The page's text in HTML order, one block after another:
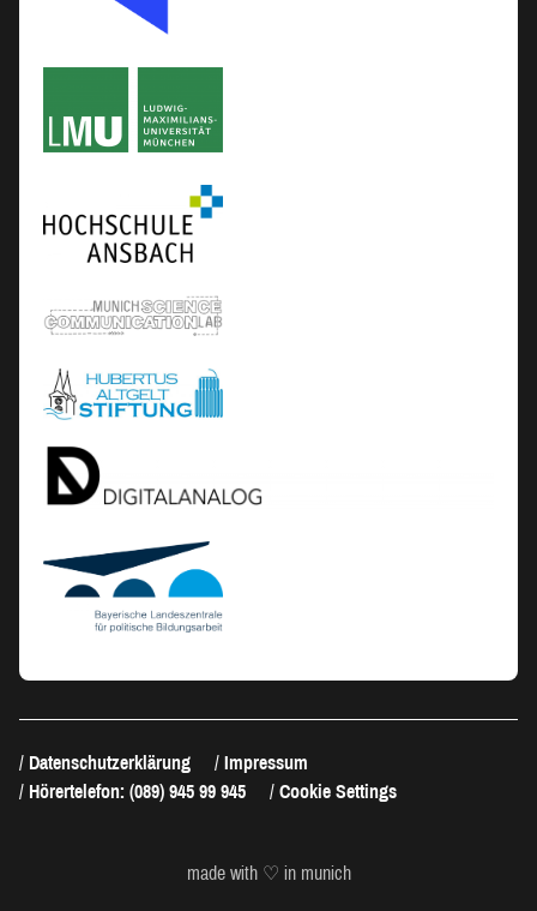
Datenschutzerklärung
Impressum
Hörertelefon: (089) 945 99 945
Cookie Settings
made with ♡ in munich